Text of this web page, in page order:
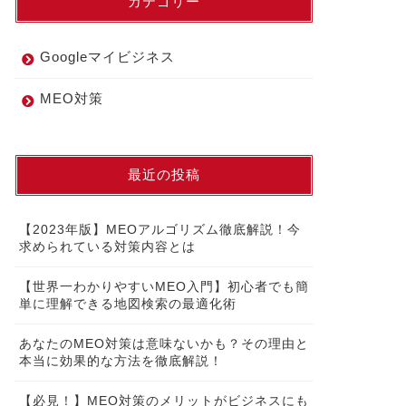
Googleマイビジネス
MEO対策
最近の投稿
【2023年版】MEOアルゴリズム徹底解説！今
求められている対策内容とは
【世界一わかりやすいMEO入門】初心者でも簡
単に理解できる地図検索の最適化術
あなたのMEO対策は意味ないかも？その理由と
本当に効果的な方法を徹底解説！
【必見！】MEO対策のメリットがビジネスにも